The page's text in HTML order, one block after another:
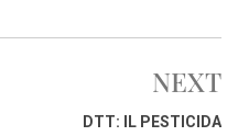
p
i
NEXT
DTT: IL PESTICIDA